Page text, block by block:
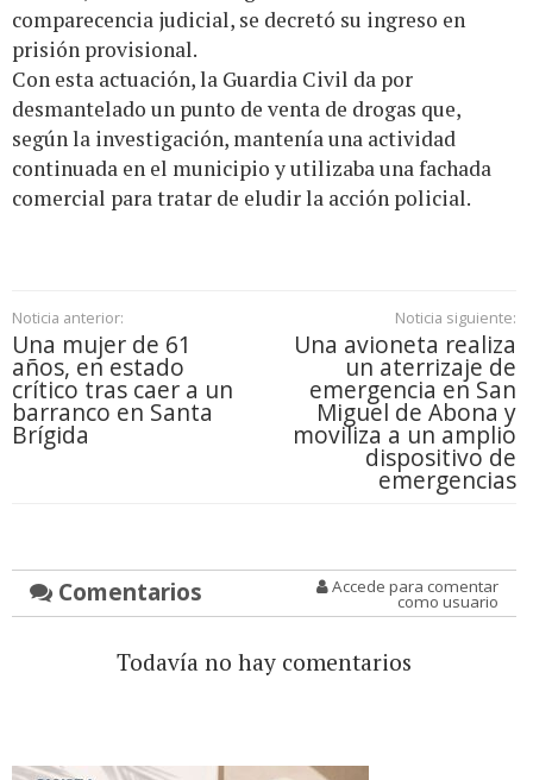
comparecencia judicial, se decretó su ingreso en
prisión provisional.
Con esta actuación, la Guardia Civil da por
desmantelado un punto de venta de drogas que,
según la investigación, mantenía una actividad
continuada en el municipio y utilizaba una fachada
comercial para tratar de eludir la acción policial.
Noticia anterior:
Una mujer de 61
años, en estado
crítico tras caer a un
barranco en Santa
Brígida
Noticia siguiente:
Una avioneta realiza
un aterrizaje de
emergencia en San
Miguel de Abona y
moviliza a un amplio
dispositivo de
emergencias
Comentarios Accede para comentar
como usuario
Todavía no hay comentarios